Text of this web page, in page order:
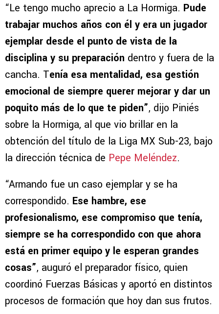
“Le tengo mucho aprecio a La Hormiga. Pude
trabajar muchos años con él y era un jugador
ejemplar desde el punto de vista de la
disciplina y su preparación dentro y fuera de la
cancha. Tenía esa mentalidad, esa gestión
emocional de siempre querer mejorar y dar un
poquito más de lo que te piden”, dijo Piniés
sobre la Hormiga, al que vio brillar en la
obtención del título de la Liga MX Sub-23, bajo
la dirección técnica de Pepe Meléndez.
“Armando fue un caso ejemplar y se ha
correspondido. Ese hambre, ese
profesionalismo, ese compromiso que tenía,
siempre se ha correspondido con que ahora
está en primer equipo y le esperan grandes
cosas”, auguró el preparador físico, quien
coordinó Fuerzas Básicas y aportó en distintos
procesos de formación que hoy dan sus frutos.